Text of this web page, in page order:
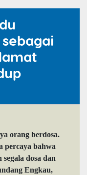
orang berdosa.
percaya bahwa
dosa dan
Engkau,